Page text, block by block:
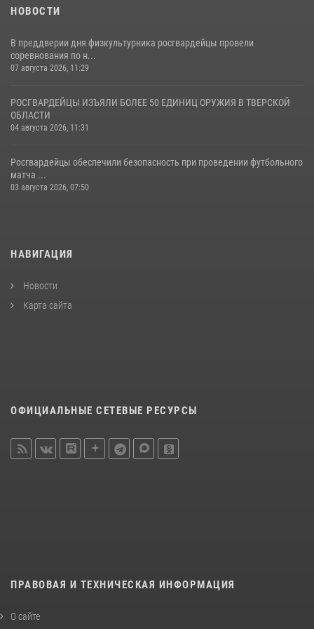
НОВОСТИ
В преддверии дня физкультурника росгвардейцы провели
соревнования по н...
07 августа 2026, 11:29
РОСГВАРДЕЙЦЫ ИЗЪЯЛИ БОЛЕЕ 50 ЕДИНИЦ ОРУЖИЯ В ТВЕРСКОЙ
ОБЛАСТИ
04 августа 2026, 11:31
Росгвардейцы обеспечили безопасность при проведении футбольного
матча ...
03 августа 2026, 07:50
НАВИГАЦИЯ
Новости
Карта сайта
ОФИЦИАЛЬНЫЕ СЕТЕВЫЕ РЕСУРСЫ
ПРАВОВАЯ И ТЕХНИЧЕСКАЯ ИНФОРМАЦИЯ
О сайте